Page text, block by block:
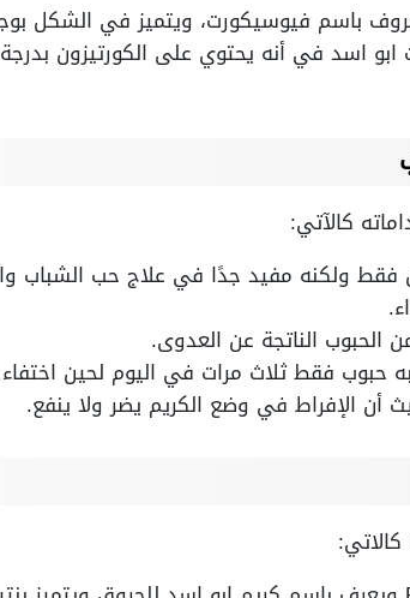
باسم فيوسيكورت، ويتميز في الشكل
ابو اسد في أنه يحتوي على الكورتيزون
كالآتي:
فقط ولكنه مفيد جدًا في علاج حب الشباب
الحبوب الناتجة عن العدوى.
حبوب فقط ثلاث مرات في اليوم لحين
أن الإفراط في وضع الكريم يضر ولا ينفع.